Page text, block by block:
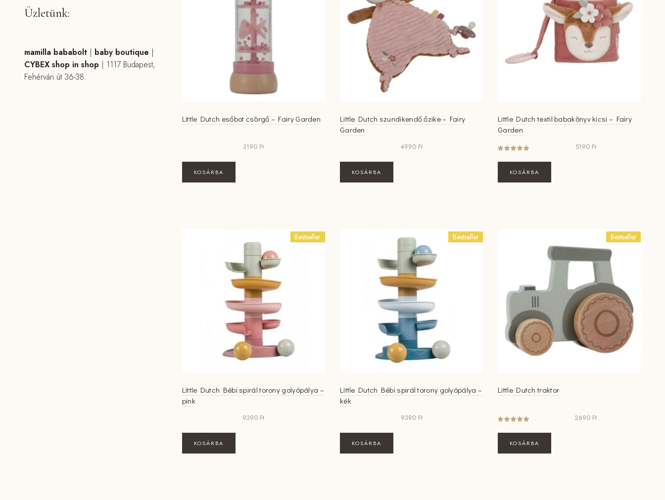
Little Dutch esőbot csörgő – Fairy Garden
3190 Ft
KOSÁRBA
Little Dutch szundikendő őzike – Fairy
Garden
4990 Ft
KOSÁRBA
Little Dutch textil babakönyv kicsi – Fairy
Garden
5190 Ft
KOSÁRBA
Bestseller
Little Dutch Bébi spirál torony golyópálya –
pink
9390 Ft
KOSÁRBA
Bestseller
Little Dutch Bébi spirál torony golyópálya –
kék
9390 Ft
KOSÁRBA
Bestseller
Little Dutch traktor
2690 Ft
KOSÁRBA
Üzletünk:
mamilla bababolt| baby boutique |
CYBEX shop in shop | 1117 Budapest,
Fehérvári út 36-38.